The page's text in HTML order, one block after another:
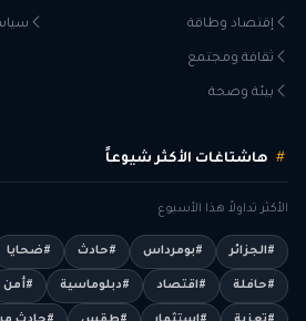
إقتصاد وطاقة
ثقافة ومجتمع
بيئة وصحة
هاشتاغات الأكثر شيوعاً
الأكثر تداولاً هذا الأسبوع
#الجزائر #بومرداس #حادث #ضحايا
#حافلة #اقتصاد #دبلوماسية #أمن